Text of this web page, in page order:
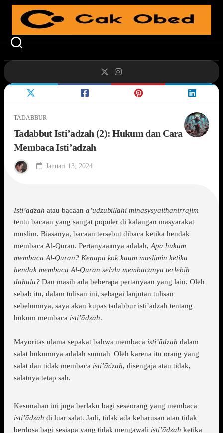
Skip
content
TADABBUR
Tadabbut Isti’adzah (2): Hukum dan Cara
Membaca Isti’adzah
Januari 13, 2024
Isti’ādzah atau bacaan a’udzubillahi minasysyaithanirrajim
tentu bacaan yang sangat populer di kalangan masyarakat
muslim. Biasanya, bacaan tersebut dibaca ketika hendak
membaca Al-Quran. Pertanyaannya adalah, Apa hukum
membaca Al-Quran? Kenapa kok kaum muslimin ketika
hendak membaca Al-Quran selalu membacanya terlebih
dahulu? Dan masih ada beberapa pertanyaan yang lain. Oleh
sebab itu, dalam tulisan ini, sebagai lanjutan tulisan
sebelumnya, saya akan kupas tadabbur isti’adzah tentang
hukum membaca isti’ādzah.
Mayoritas ulama sepakat bahwa membaca isti’ādzah dalam
salat hukumnya adalah sunnah. Oleh karena itu orang yang
salat dan tidak membaca isti’ādzah, disengaja atau tidak,
salatnya tetap sah.
Kesunahan ini juga berlaku bagi seseorang yang membaca
isti’ādzah di luar salat. Jadi, tidak ada keharusan atau tidak
berdosa bagi sesiapa yang tidak mengawali isti’ādzah ketika